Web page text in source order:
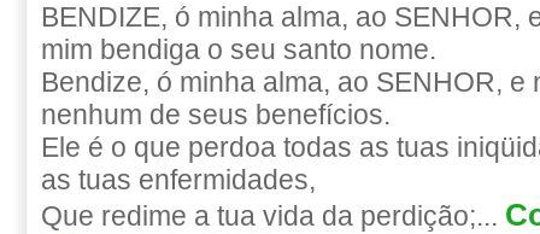
BENDIZE, ó minha alma, ao SENHOR,
mim bendiga o seu santo nome.
Bendize, ó minha alma, ao SENHOR, e
nenhum de seus benefícios.
Ele é o que perdoa todas as tuas
as tuas enfermidades,
Que redime a tua vida da perdição;...